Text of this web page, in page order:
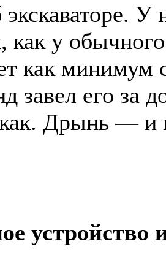
У
как у
как минимум
завел его за
Дрынь — и
устройство